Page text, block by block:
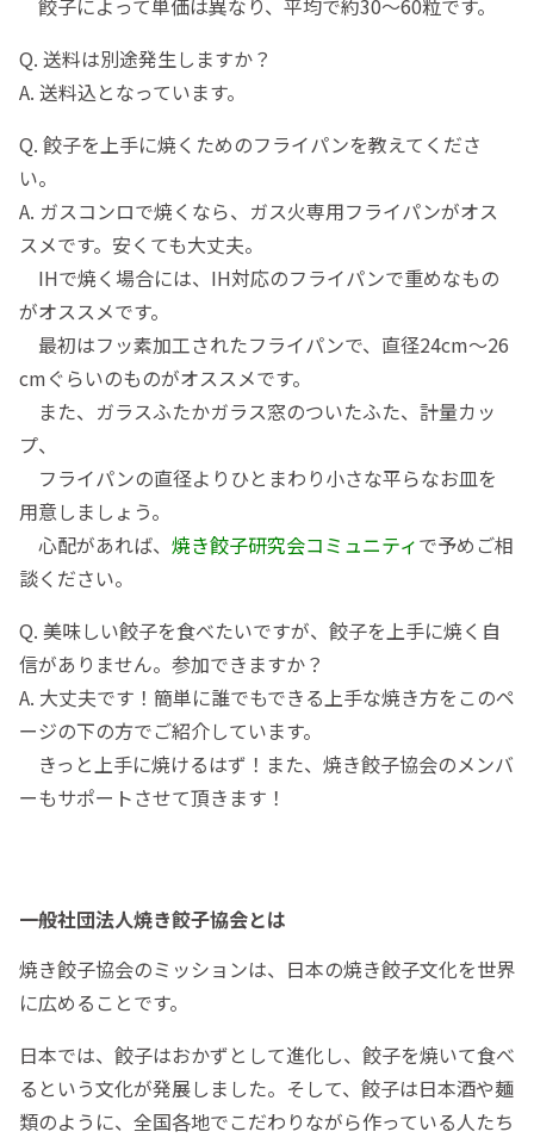
餃子によって単価は異なり、平均で約30〜60粒です。
Q. 送料は別途発生しますか？
A. 送料込となっています。
Q. 餃子を上手に焼くためのフライパンを教えてくださ
い。
A. ガスコンロで焼くなら、ガス火専用フライパンがオス
スメです。安くても大丈夫。
IHで焼く場合には、IH対応のフライパンで重めなもの
がオススメです。
最初はフッ素加工されたフライパンで、直径24cm〜26
cmぐらいのものがオススメです。
また、ガラスふたかガラス窓のついたふた、計量カッ
プ、
フライパンの直径よりひとまわり小さな平らなお皿を
用意しましょう。
心配があれば、 焼き餃子研究会コミュニティで予めご相
談ください。
Q. 美味しい餃子を食べたいですが、餃子を上手に焼く自
信がありません。参加できますか？
A. 大丈夫です！簡単に誰でもできる上手な焼き方をこのペ
ージの下の方でご紹介しています。
きっと上手に焼けるはず！また、焼き餃子協会のメンバ
ーもサポートさせて頂きます！
一般社団法人焼き餃子協会とは
焼き餃子協会のミッションは、日本の焼き餃子文化を世界
に広めることです。
日本では、餃子はおかずとして進化し、餃子を焼いて食べ
るという文化が発展しました。そして、餃子は日本酒や麺
類のように、全国各地でこだわりながら作っている人たち